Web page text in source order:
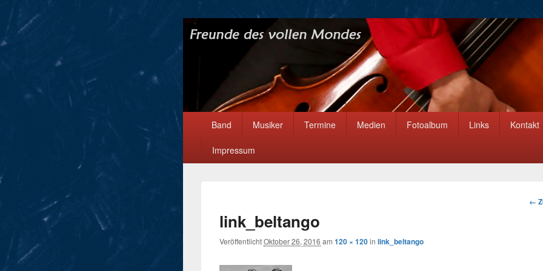
HauptmenüBand Musiker Termine Medien Fotoalbum Links Kontakt
Impressum
←
link_beltango
VeröffentlichtOktober 26, 2016 am 120 × 120in link_beltango